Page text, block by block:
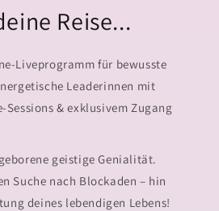
Reise...
Liveprogramm für bewusste
Leaderinnen mit
& exklusivem Zugang
geistige Genialität.
Suche nach Blockaden – hin
deines lebendigen Lebens!